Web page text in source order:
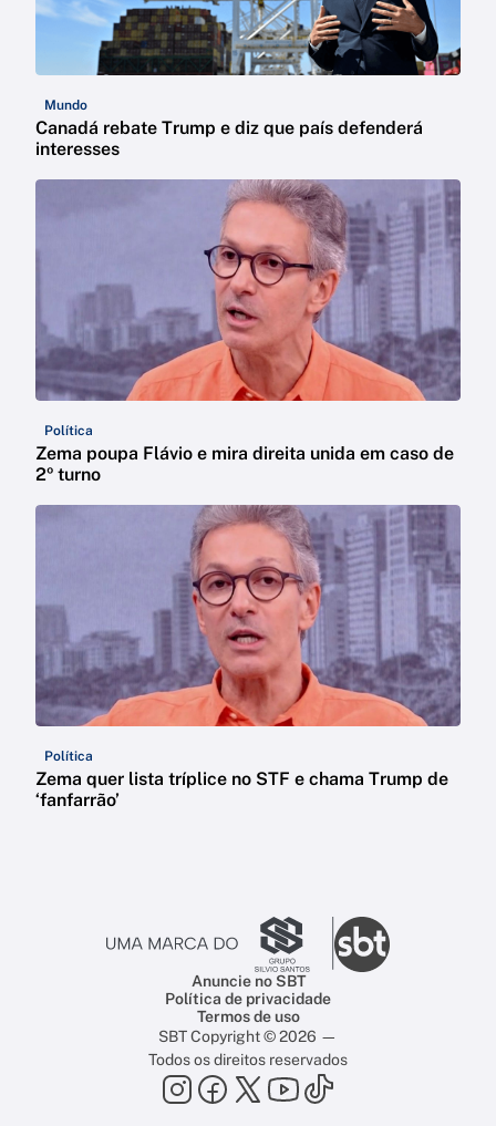
Mundo
Canadá rebate Trump e diz que país defenderá
interesses
Política
Zema poupa Flávio e mira direita unida em caso de
2º turno
Política
Zema quer lista tríplice no STF e chama Trump de
‘fanfarrão’
Anuncie no SBT
Política de privacidade
Termos de uso
SBT Copyright © 2026 —
Todos os direitos reservados